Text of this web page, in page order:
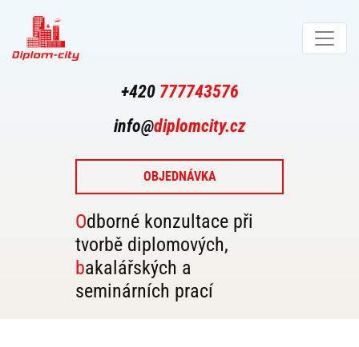
+420 777743576
info@diplomcity.cz
OBJEDNÁVKA
Odborné konzultace při
tvorbě diplomových,
bakalářských a
seminárních prací